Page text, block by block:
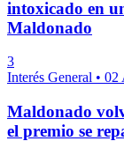
intoxicado en
Maldonado
3
Interés General • 02
Maldonado
el premio se